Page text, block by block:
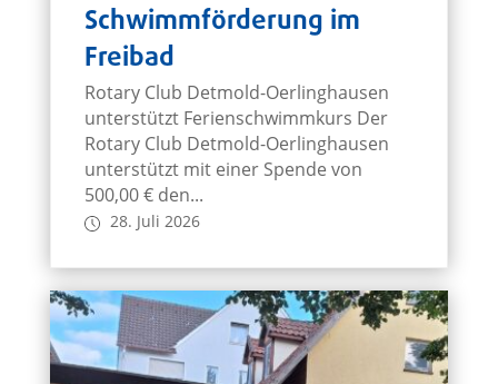
Schwimmförderung im
Freibad
Rotary Club Detmold-Oerlinghausen
unterstützt Ferienschwimmkurs Der
Rotary Club Detmold-Oerlinghausen
unterstützt mit einer Spende von
500,00 € den...
28. Juli 2026